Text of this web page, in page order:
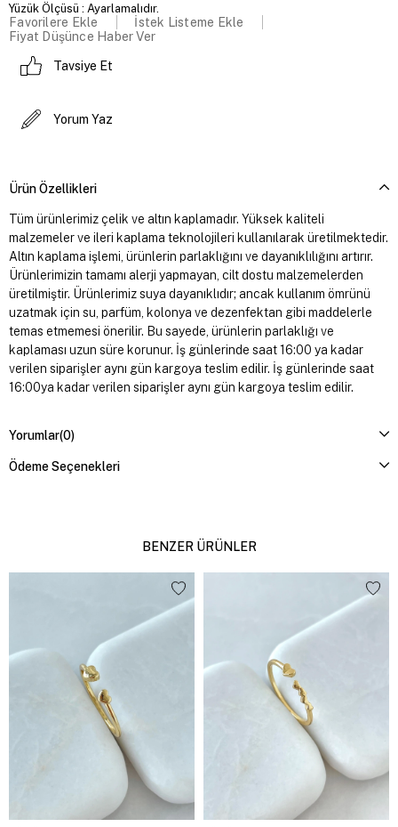
Yüzük Ölçüsü : Ayarlamalıdır.
Favorilere Ekle
İstek Listeme Ekle
Fiyat Düşünce Haber Ver
Tavsiye Et
Yorum Yaz
Ürün Özellikleri
Tüm ürünlerimiz çelik ve altın kaplamadır. Yüksek kaliteli
malzemeler ve ileri kaplama teknolojileri kullanılarak üretilmektedir.
Altın kaplama işlemi, ürünlerin parlaklığını ve dayanıklılığını artırır.
Ürünlerimizin tamamı alerji yapmayan, cilt dostu malzemelerden
üretilmiştir. Ürünlerimiz suya dayanıklıdır; ancak kullanım ömrünü
uzatmak için su, parfüm, kolonya ve dezenfektan gibi maddelerle
temas etmemesi önerilir. Bu sayede, ürünlerin parlaklığı ve
kaplaması uzun süre korunur. İş günlerinde saat 16:00 ya kadar
verilen siparişler aynı gün kargoya teslim edilir. İş günlerinde saat
16:00ya kadar verilen siparişler aynı gün kargoya teslim edilir.
Yorumlar(0)
Ödeme Seçenekleri
BENZER ÜRÜNLER